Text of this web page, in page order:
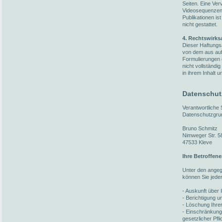
Seiten. Eine
Publikationen
nicht gestattet.
4.
Dieser
von dem aus
nicht
in ihrem Inhalt
Verantwortliche
Bruno Schmitz
Nimweger Str.
47533 Kleve
Ihre
Unter den
können Sie
- Auskunft über
- Berichtigung
- Löschung
-
gesetzlicher